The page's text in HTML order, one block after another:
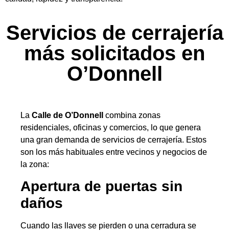
Servicios de cerrajería
más solicitados en
O’Donnell
La Calle de O’Donnell
combina zonas
residenciales, oficinas y comercios, lo que genera
una gran demanda de servicios de cerrajería. Estos
son los más habituales entre vecinos y negocios de
la zona:
Apertura de puertas sin
daños
Cuando las llaves se pierden o una cerradura se